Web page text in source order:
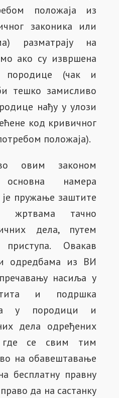
положаја из
законика или
разматрају на
ако су извршена
породице (чак и
тешко замисливо
нађу у улози
код кривичног
положаја).
овим законом
намера
пружање заштите
тачно
дела, путем
приступа. Овакав
одредбама из ВИ
насиља у
и подршка
у породици и
дела одређених
где се свим тим
на обавештавање
бесплатну правну
да на састанку